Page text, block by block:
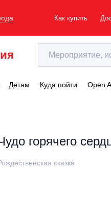
Как купить
Детям Куда пойти Open
горячего
сказка